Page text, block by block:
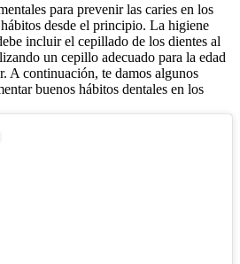
para prevenir las caries en los
desde el principio. La higiene
incluir el cepillado de los dientes al
un cepillo adecuado para la edad
A continuación, te damos algunos
buenos hábitos dentales en los